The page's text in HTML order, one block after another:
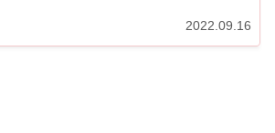
2022.09.16